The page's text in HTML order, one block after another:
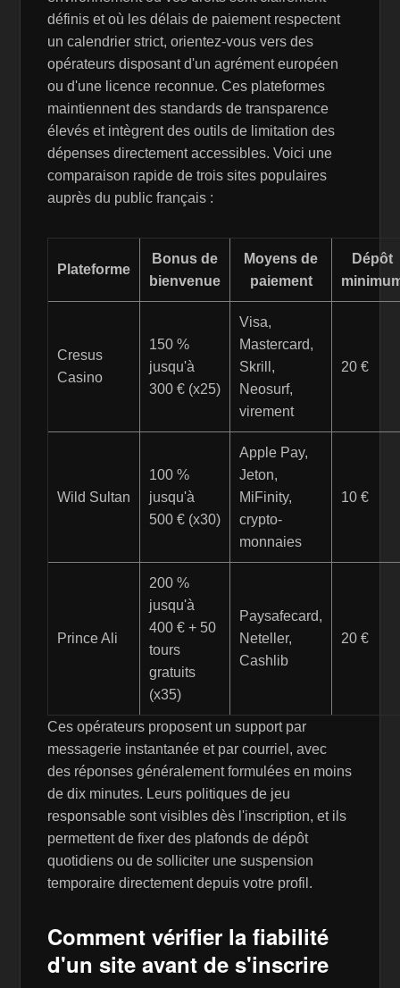
définis et où les délais de paiement respectent
un calendrier strict, orientez-vous vers des
opérateurs disposant d'un agrément européen
ou d'une licence reconnue. Ces plateformes
maintiennent des standards de transparence
élevés et intègrent des outils de limitation des
dépenses directement accessibles. Voici une
comparaison rapide de trois sites populaires
auprès du public français :
Plateforme
Bonus de
bienvenue
Moyens de
paiement
Dépôt
Cresus
Casino
150 %
jusqu'à
300 € (x25)
Visa,
Mastercard,
Skrill,
Neosurf,
virement
20 €
Wild Sultan
100 %
jusqu'à
500 € (x30)
Apple Pay,
Jeton,
MiFinity,
crypto-
monnaies
10 €
Prince Ali
200 %
jusqu'à
400 € + 50
tours
gratuits
(x35)
Paysafecard,
Neteller,
Cashlib
20 €
Ces opérateurs proposent un support par
messagerie instantanée et par courriel, avec
des réponses généralement formulées en moins
de dix minutes. Leurs politiques de jeu
responsable sont visibles dès l'inscription, et ils
permettent de fixer des plafonds de dépôt
quotidiens ou de solliciter une suspension
temporaire directement depuis votre profil.
Comment vérifier la fiabilité
d'un site avant de s'inscrire